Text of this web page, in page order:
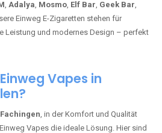
, Adalya, Mosmo, Elf Bar, Geek Bar,
Einweg E-Zigaretten stehen für
Leistung und modernes Design – perfekt
Vapes in
Fachingen, in der Komfort und Qualität
Vapes die ideale Lösung. Hier sind